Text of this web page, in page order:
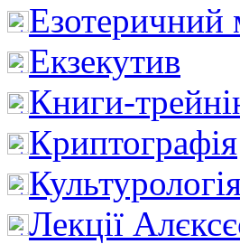
Езотеричний
Екзекутив
Книги-
Криптографія
Лекції